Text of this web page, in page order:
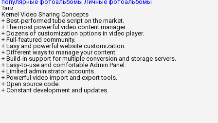
популярные фотоальбомы Личные фотоальбомы
Тэги
Kernel Video Sharing Concepts
+ Best-performed tube script on the market.
+ The most powerful video content manager.
+ Dozens of customization options in video player.
+ Full-featured community.
+ Easy and powerful website customization.
+ Different ways to manage your content.
+ Build-in support for multiple conversion and storage servers.
+ Easy-to-use and comfortable Admin Panel.
+ Limited administrator accounts.
+ Powerful video import and export tools.
+ Open source code.
+ Constant development and updates.